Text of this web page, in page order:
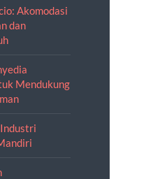
Akomodasi
dan
Mendukung